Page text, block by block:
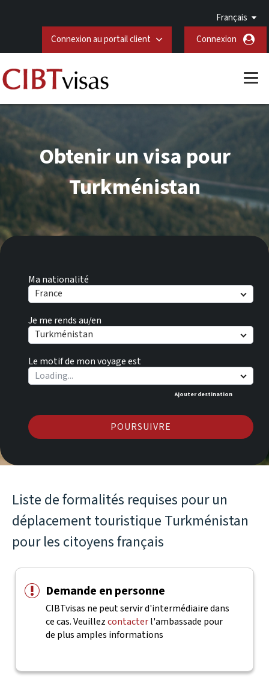
Français
Connexion au portail client
Connexion
Ma nationalité
France
Je me rends au/en
Turkménistan
Le motif de mon voyage est
Ajouter destination
POURSUIVRE
Obtenir un visa pour
Turkménistan
Liste de formalités requises pour un
déplacement touristique Turkménistan
pour les citoyens français
Demande en personne
CIBTvisas ne peut servir d'intermédiaire dans
ce cas. Veuillezcontacterl'ambassade pour
de plus amples informations